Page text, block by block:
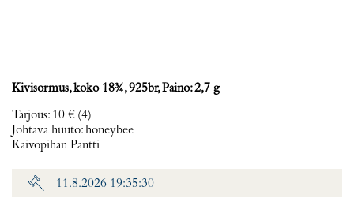
Kivisormus, koko 18¾, 925br, Paino: 2,7 g
Tarjous: 10 € (4)
Johtava huuto:honeybee
Kaivopihan Pantti
11.8.2026 19:35:30